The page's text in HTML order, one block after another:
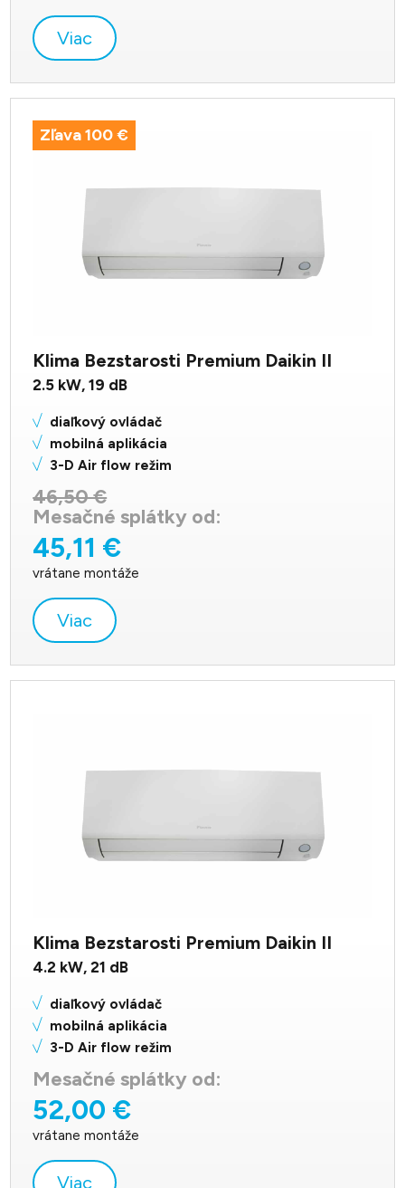
Viac
Zľava 100 €
Klima Bezstarosti Premium Daikin II
2.5 kW,19 dB
diaľkový ovládač
mobilná aplikácia
3-D Air flow režim
46,50 €
Mesačné splátky od:
45,11 €
vrátane montáže
Viac
Klima Bezstarosti Premium Daikin II
4.2 kW,21 dB
diaľkový ovládač
mobilná aplikácia
3-D Air flow režim
Mesačné splátky od:
52,00 €
vrátane montáže
Viac